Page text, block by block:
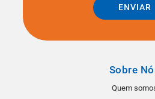
ENVIAR
Sobre
Quem